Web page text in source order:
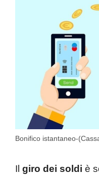
Bonifico istantaneo-
Il giro dei soldi è